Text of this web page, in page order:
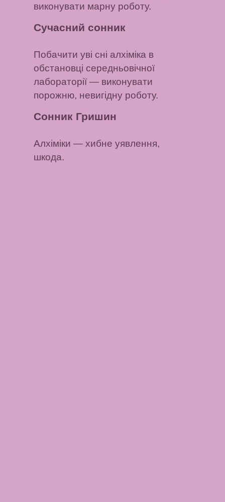
виконувати марну роботу.
Сучасний сонник
Побачити уві сні алхіміка в
обстановці середньовічної
лабораторії — виконувати
порожню, невигідну роботу.
Сонник Гришин
Алхіміки — хибне уявлення,
шкода.